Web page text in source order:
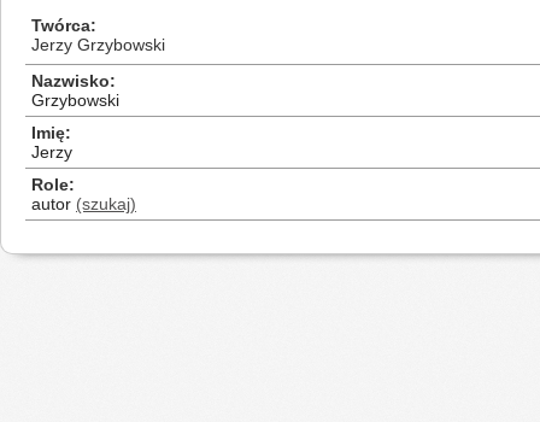
Twórca
Jerzy Grzybowski
Nazwisko
Grzybowski
Imię
Jerzy
Role
autor (szukaj)